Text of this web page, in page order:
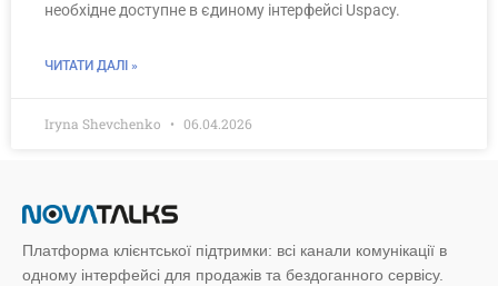
необхідне доступне в єдиному інтерфейсі Uspacy.
ЧИТАТИ ДАЛІ »
Iryna Shevchenko 06.04.2026
Платформа клієнтської підтримки: всі канали комунікації в
одному інтерфейсі для продажів та бездоганного сервісу.